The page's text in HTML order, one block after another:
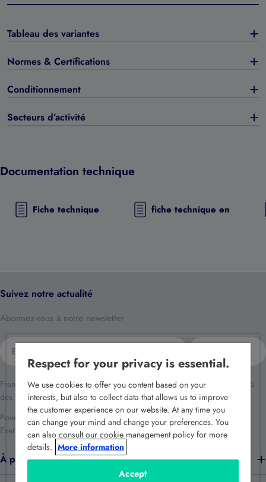
Tableau des variantes
Normes & Certifications
Conditionnement
Secteurs d’activité
Documentation technique
Fiche technique fiche technique en
Suivez notre actualité
Abonnez-vous à notre newsletter
mail
France Sécurité traite vos données dans le cadre de la relation client et à
des fins de prospection commerciale.
Pour en savoir plus reportez-vous à notre
politique de confidentialité
Exercez vos droits en écrivant àrgpd@france-securite.fr .
À propos de nous
Respect for your privacy is essential.
We use cookies to offer you content based on your
interests, but also to collect data that allows us to improve
the customer experience on our website. At any time you
can change your mind and change your preferences. You
can also consult our cookie management policy for more
details. More information
Accept